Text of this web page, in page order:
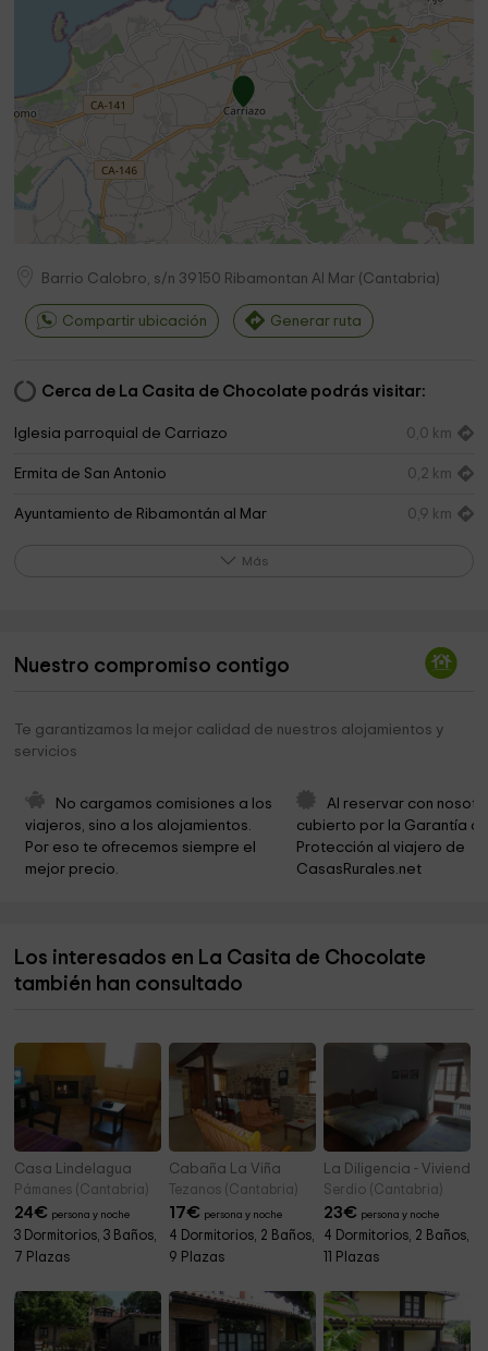
Barrio Calobro, s/n 39150 Ribamontan Al Mar (Cantabria)
Compartir ubicación Generar ruta
Cerca de La Casita de Chocolate podrás visitar:
Iglesia parroquial de Carriazo 0,0 km
Ermita de San Antonio 0,2 km
Ayuntamiento de Ribamontán al Mar 0,9 km
Iglesia de El Salvador 2,3 km
Iglesia de San Vicente
Posada La Herradura
Fuentimonte 32
Ermita de Santa Apolonia 3,2 km
Ermita de San Pantaleón 3,4 km
Más
Nuestro compromiso contigo
Te garantizamos la mejor calidad de nuestros alojamientos y
servicios
No cargamos comisiones a los
viajeros, sino a los alojamientos.
Por eso te ofrecemos siempre el
mejor precio.
Al reservar con
cubierto por la Garantía
Protección al viajero de
CasasRurales.net
Los interesados en La Casita de Chocolate
también han consultado
Casa Lindelagua
Pámanes (Cantabria)
24€ persona y noche
3 Dormitorios, 3 Baños,
7 Plazas
Cabaña La Viña
Tezanos (Cantabria)
17€ persona y noche
4 Dormitorios, 2 Baños,
9 Plazas
La Diligencia - Vivienda
Serdio (Cantabria)
23€ persona y noche
4 Dormitorios, 2 Baños,
11 Plazas